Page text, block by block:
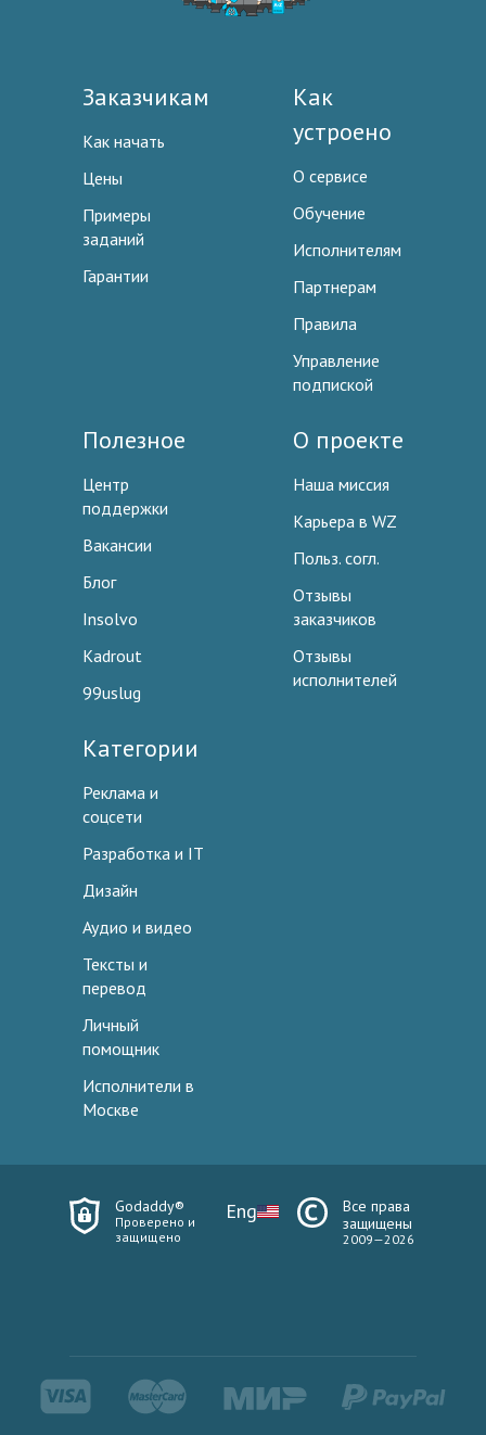
Заказчикам
Как начать
Цены
Примеры
заданий
Гарантии
Как
устроено
О сервисе
Обучение
Исполнителям
Партнерам
Правила
Управление
подпиской
Полезное
Центр
поддержки
Вакансии
Блог
Insolvo
Kadrout
99uslug
О проекте
Наша миссия
Карьера в WZ
Польз. согл.
Отзывы
заказчиков
Отзывы
исполнителей
Категории
Реклама и
соцсети
Разработка и IT
Дизайн
Аудио и видео
Тексты и
перевод
Личный
помощник
Исполнители в
Москве
Godaddy®
Проверено и
защищено
Eng
Все права
защищены
2009—2026